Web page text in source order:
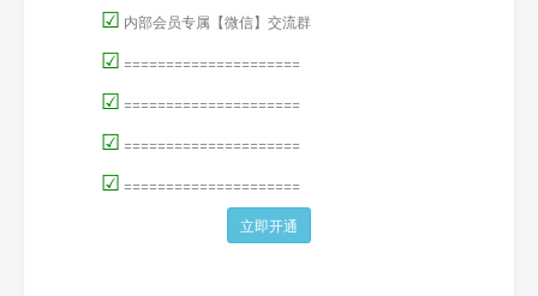
☑ 内部会员专属【微信】交流群
☑ =====================
☑ =====================
☑ =====================
☑ =====================
立即开通